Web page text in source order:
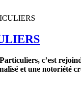
c’est
et une notoriété